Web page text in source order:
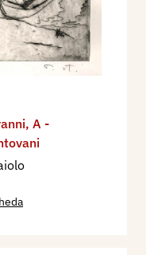
, A -